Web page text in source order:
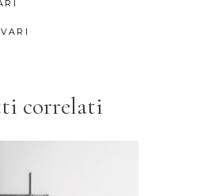
correlati